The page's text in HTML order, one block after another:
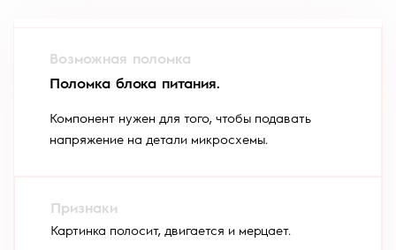
Поломка блока питания.
Компонент нужен для того, чтобы подавать
напряжение на детали микросхемы.
Картинка полосит, двигается и мерцает.